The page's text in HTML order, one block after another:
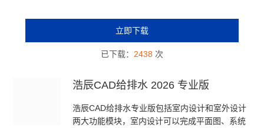
立即下载
已下载： 2438 次
浩辰CAD给排水 2026 专业版
浩辰CAD给排水专业版包括室内设计和室外设计
两大功能模块，室内设计可以完成平面图、系统